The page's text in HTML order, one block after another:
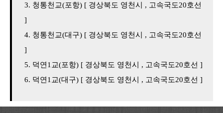
청통천교(포항) [ 경상북도 영천시 , 고속국도20호선
]
청통천교(대구) [ 경상북도 영천시 , 고속국도20호선
]
덕연1교(포항) [ 경상북도 영천시 , 고속국도20호선 ]
덕연1교(대구) [ 경상북도 영천시 , 고속국도20호선 ]